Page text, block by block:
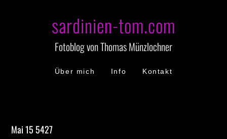
sardinien-tom.com
Fotoblog von Thomas Münzlochner
Über mich Info Kontakt
Mai 15 5427